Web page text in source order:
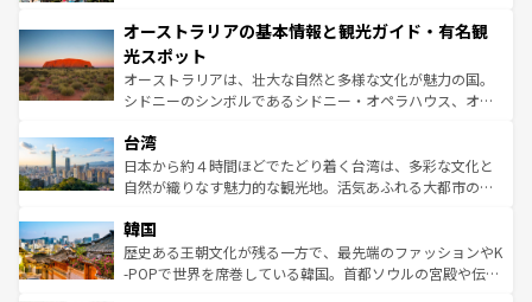
部のニューオーリンズでは、音楽と美食が融合した独特の
文化が魅力。旅行者はアメリカの各地域で異なる魅力を楽
しみながら、その多様性と豊かな歴史を感じることができ
るだろう。車でのロードトリップや列車の旅も、アメリカ
情報は
ワイ島は見逃せない。また、定番の観光地といえばオアフ
島だが、静かな自然を求めるならマウイ島やカウアイ島が
おすすめ。エメラルドグリーンに輝く海をはじめ、豊かな
文化や歴史が息づいている。「アロハスピリット」と呼ば
人々、おいしいローカルフードやハワイアンミュージッ
ク、伝統的なフラダンスなど、すべてがハワイの魅力を彩
っている。訪れるたびに新しい発見と感動が待っているハ
はコンテンツ一覧
オーストラリアの基本情報と観光ガイド・有名観
光スポット
オーストラリアは、壮大な自然と多様な文化が魅力の国。
シドニーのシンボルであるシドニー・オペラハウス、オー
リアリーフや大陸中央部にそびえるウルル（エアーズロッ
ク）、タスマニアの美しい原生林やケアンズの熱帯雨林な
ど、見どころがたくさん。また、カフェやワイン、オージ
いる。アクティビティも充実しており、サーフィンやダイ
ビング、ハイキングなど、アウトドア好きにはたまらな
い。オーストラリアの多彩な魅力を存分に味わいつくそ
台湾
日本から約４時間ほどでたどり着く台湾は、多彩な文化と
自然が織りなす魅力的な観光地。活気あふれる大都市の台
ン）、静ひつな山岳地帯である台湾東部など、都市の喧騒
と山間の静けさが共存しており、訪れる人に新しい発見と
驚きをもたらしてくれる。また、奥深い台湾の食文化も魅
韓国
歴史ある王朝文化が残る一方で、最先端のファッションやK
-POPで世界を席巻している韓国。首都ソウルの宮殿や伝統